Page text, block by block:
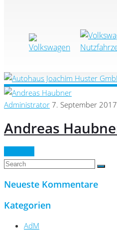
Administrator 7. September 2017
Andreas
Neueste Kommentare
Kategorien
AdM